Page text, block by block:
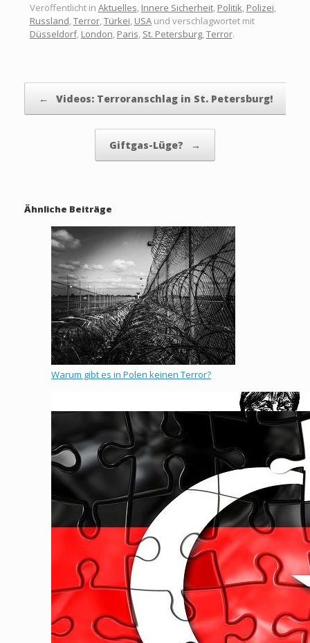
Veröffentlicht in Aktuelles, Innere Sicherheit, Politik, Polizei,
Russland,Terror,Türkei, USAund verschlagwortet mit
Düsseldorf, London, Paris, St. Petersburg,Terror.
← Videos: Terroranschlag in St. Petersburg!
Giftgas-Lüge? →
Ähnliche Beiträge
Warum gibt es in Polen keinen Terror?